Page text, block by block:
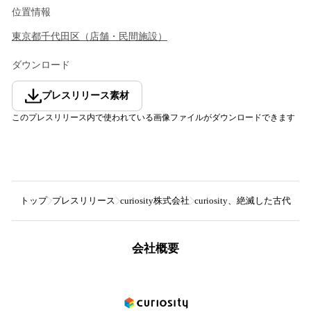
位置情報
東京都千代田区 （ 店舗・民間施設 ）
ダウンロード
プレスリリース素材
このプレスリリース内で使われている画像ファイルがダウンロードできます
トップ プレスリリース curiosity株式会社 curiosity、絶滅した古代の
会社概要